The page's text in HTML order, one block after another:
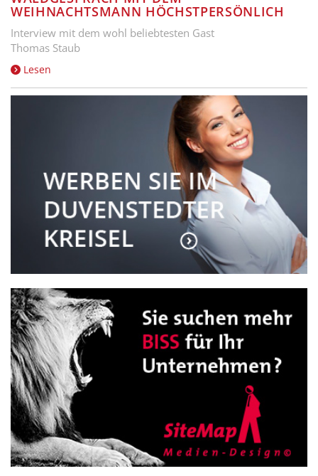
WEIHNACHTSMANN HÖCHSTPERSÖNLICH
Interview mit dem wohl beliebtesten Gast
Thomas Staub
Lesen